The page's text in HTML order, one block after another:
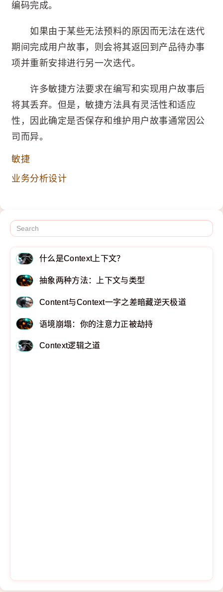
编码完成。
如果由于某些无法预料的原因而无法在迭代
期间完成用户故事，则会将其返回到产品待办事
项并重新安排进行另一次迭代。
许多敏捷方法要求在编写和实现用户故事后
将其丢弃。但是，敏捷方法具有灵活性和适应
性，因此确定是否保存和维护用户故事通常因公
司而异。
敏捷
业务分析设计
什么是Context上下文？
抽象两种方法：上下文与类型
Content与Context一字之差暗藏逆天极道
语境崩塌：你的注意力正被劫持
Context逻辑之道